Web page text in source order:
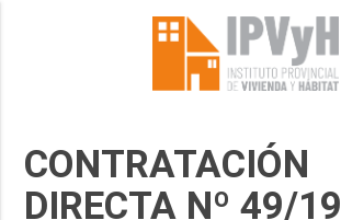
CONTRATACIÓN
DIRECTA Nº 49/19